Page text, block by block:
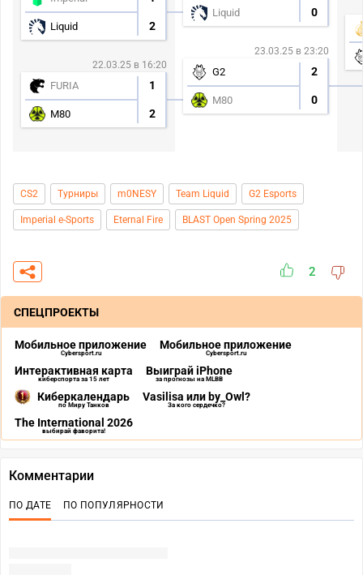
Liquid 2
22.03.25 в 16:20
FURIA 1
M80 2
Liquid 0
23.03.25 в 23:20
G2 2
M80 0
CS2 Турниры m0NESY Team Liquid G2 Esports
Imperial e-Sports Eternal Fire BLAST Open Spring 2025
2
СПЕЦПРОЕКТЫ
Мобильное приложение
Cybersport.ru
Мобильное приложение
Cybersport.ru
Интерактивная карта
киберспорта за 15 лет
Выиграй iPhone
за прогнозы на MLBB
Киберкалендарь
по Миру Танков
Vasilisa или by_Owl?
За кого сердечко?
The International 2026
выбирай фаворита!
Комментарии
ПО ДАТЕ ПО ПОПУЛЯРНОСТИ